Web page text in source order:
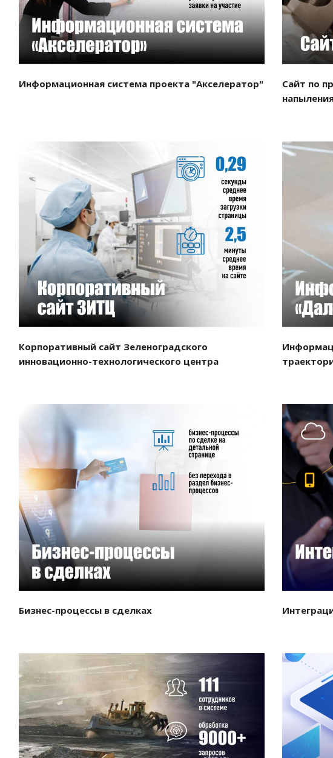
Информационная система проекта "Акселератор"
Сайт по
Смотреть проект
Корпоративный сайт Зеленоградского
инновационно-технологического центра
Бизнес-процессы в сделках
Смотреть проект